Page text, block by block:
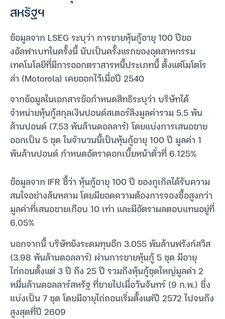
สหรัฐฯ
ข้อมูลจาก LSEG ระบุว่า การขายหุ้นกู้อายุ 100 ปีขอ
งอัลฟาเบทในครั้งนี้ นับเป็นครั้งแรกของอุตสาหกรรม
เทคโนโลยีที่มีการออกตราสารหนี้ประเภทนี้ ตั้งแต่โมโตโร
ล่า (Motorola) เคยออกไว้เมื่อปี 2540
จากข้อมูลในเอกสารข้อกำหนดสิทธิระบุว่า บริษัทได้
จำหน่ายหุ้นกู้สกุลเงินปอนด์สเตอร์ลิงมูลค่ารวม 5.5 พัน
ล้านปอนด์ (7.53 พันล้านดอลลาร์) โดยแบ่งการเสนอขาย
ออกเป็น 5 ชุด ในจำนวนนี้เป็นหุ้นกู้อายุ 100 ปี มูลค่า 1
พันล้านปอนด์ กำหนดอัตราดอกเบี้ยหน้าตั๋วที่ 6.125%
ข้อมูลจาก IFR ชี้ว่า หุ้นกู้อายุ 100 ปี ของกูเกิลได้รับความ
สนใจอย่างล้นหลาม โดยมียอดความต้องการจองซื้อสูงกว่า
มูลค่าที่เสนอขายเกือบ 10 เท่า และมีอัตราผลตอบแทนอยู่ที่
6.05%
นอกจากนี้ บริษัทยังระดมทุนอีก 3.055 พันล้านฟรังก์สวิส
(3.98 พันล้านดอลลาร์) ผ่านการขายหุ้นกู้ 5 ชุด มีอายุ
ไถ่ถอนตั้งแต่ 3 ปี ถึง 25 ปี รวมถึงหุ้นกู้ชุดใหญ่มูลค่า 2
หมื่นล้านดอลลาร์สหรัฐ ที่ขายไปเมื่อวันจันทร์ (9 ก.พ.) ซึ่ง
แบ่งเป็น 7 ชุด โดยมีอายุไถ่ถอนเริ่มตั้งแต่ปี 2572 ไปจนถึง
สูงสุดที่ปี 2609